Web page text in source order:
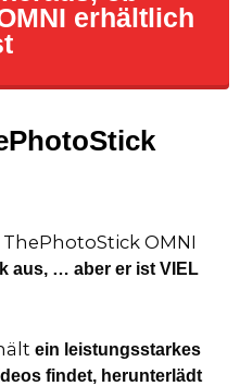
erhältlich
OMNI
aus, … aber er ist VIEL
ein leistungsstarkes
findet, herunterlädt